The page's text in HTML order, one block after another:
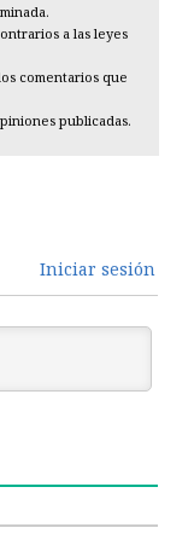
a las leyes
comentarios que
publicadas.
Iniciar sesión